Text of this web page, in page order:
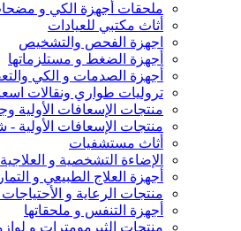
ملحقات أجهزة الكي و
أثاث مكتبي للعيادات
اجهزة الفحص والتشخيص
أجهزة الضغط و مستلزماتها
أجهزة الصدمات و الكي
تروليات طواري ونقالات
منتجات الإسعافات الأولية
منتجات الإسعافات الأولية
أثاث مستشفيات
الإضاءة التشخصية و العلاجية
أجهزة العلاج الطبيعي و
منتجات الرعاية و
أجهزة التنفس و ملحقاتها
منتجات الثيرمومترات و